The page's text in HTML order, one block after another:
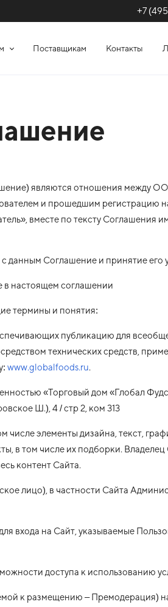
+7
Поставщикам Контакты
являются отношения между
и прошедшим регистрацию
вместе по тексту Соглашения
данным Соглашение и принятие его
в настоящем соглашении
термины и понятия:
публикацию для
технических средств,
www.globalfoods.ru.
«Торговый дом «Глобал
Ш.), 4 / стр 2, ком 313
элементы дизайна, текст,
в том числе их подборки. Владелец
контент Сайта.
лицо), в частности Сайта
входа на Сайт, указываемые
доступа к использованию
к размещению – Премодерация)